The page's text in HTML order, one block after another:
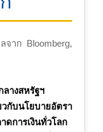
จาก Bloomberg,
างสหรัฐฯ
กับนโยบายอัตรา
ดการเงินทั่วโลก